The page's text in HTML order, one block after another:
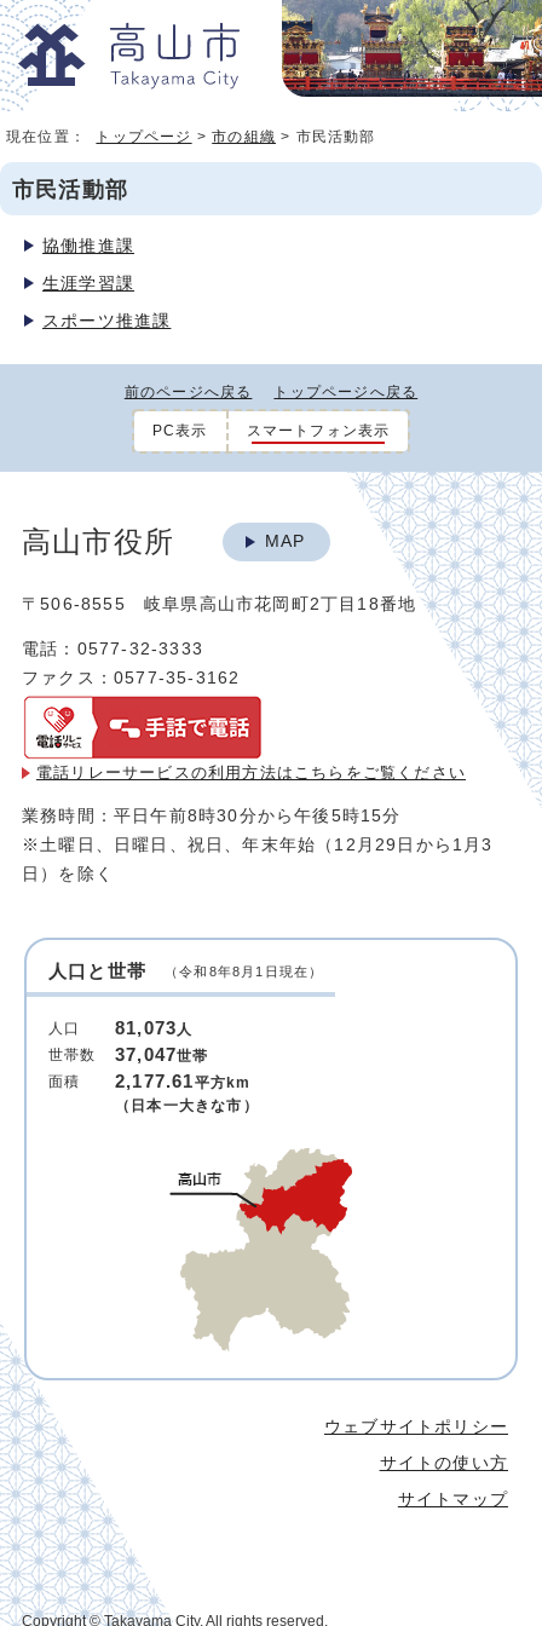
現在位置： トップページ >市の組織 > 市民活動部
市民活動部
協働推進課
生涯学習課
スポーツ推進課
前のページへ戻る トップページへ戻る
PC表示 スマートフォン表示
高山市役所 MAP
〒506-8555 岐阜県高山市花岡町2丁目18番地
電話：0577-32-3333
ファクス：0577-35-3162
電話リレーサービスの利用方法は こちらをご覧ください
業務時間：平日午前8時30分から午後5時15分
※土曜日、日曜日、祝日、年末年始（12月29日から1月3
日）を除く
人口と世帯 （令和8年8月1日現在）
人口 81,073人
世帯数
37,047世帯
面積
2,177.61平方km
（日本一大きな市）
ウェブサイトポリシー
サイトの使い方
サイトマップ
Copyright © Takayama City. All rights reserved.